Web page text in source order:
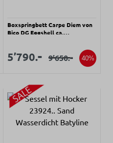
Boxspringbett Carpe Diem von
Bico DG Eggshell ca.
Verkaufspreis:
Verkaufspreis:
5’790.- Regulärer Preis:
9’650.- 40%